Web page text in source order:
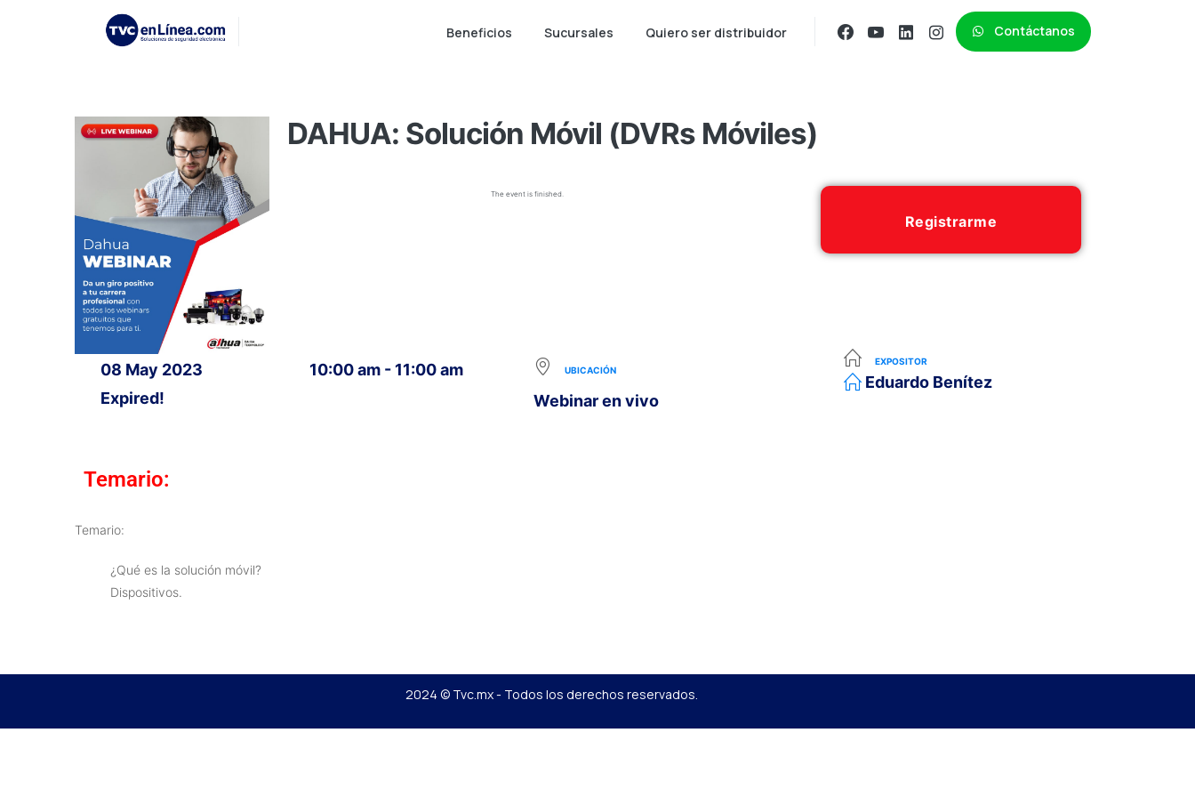
Beneficios Sucursales Quiero ser distribuidor Contáctanos
DAHUA: Solución Móvil (DVRs Móviles)
The event is finished.
Registrarme
08 May 2023
Expired!
10:00 am - 11:00 am UBICACIÓN
Webinar en vivo
EXPOSITOR
Eduardo Benítez
Temario:
Temario:
¿Qué es la solución móvil?
Dispositivos.
2024 © Tvc.mx - Todos los derechos reservados.